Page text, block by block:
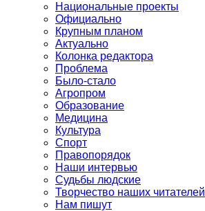
Национальные проекты
Официально
Крупным планом
Актуально
Колонка редактора
Проблема
Было-стало
Агропром
Образование
Медицина
Культура
Спорт
Правопорядок
Наши интервью
Судьбы людские
Творчество наших читателей
Нам пишут